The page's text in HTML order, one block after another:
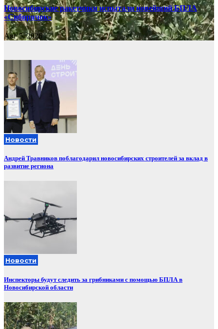
Новосибирские ракетчики испытали новейший БПЛА
«Сибирячок»
Авг 5, 2026
Новости
Андрей Травников поблагодарил новосибирских строителей за вклад в
развитие региона
Новости
Инспекторы будут следить за грибниками с помощью БПЛА в
Новосибирской области